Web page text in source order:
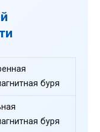
буря
буря